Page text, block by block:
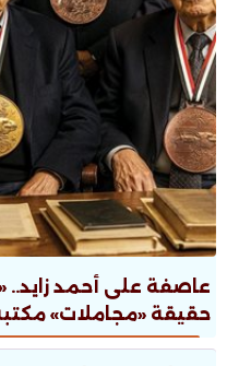
عاصفة على أحمد
حقيقة «مجاملات»
جوائز الدولة